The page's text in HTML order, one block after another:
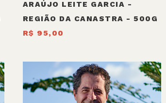
ARAÚJO LEITE GARCIA -
REGIÃO DA CANASTRA - 500G
R$ 95,00